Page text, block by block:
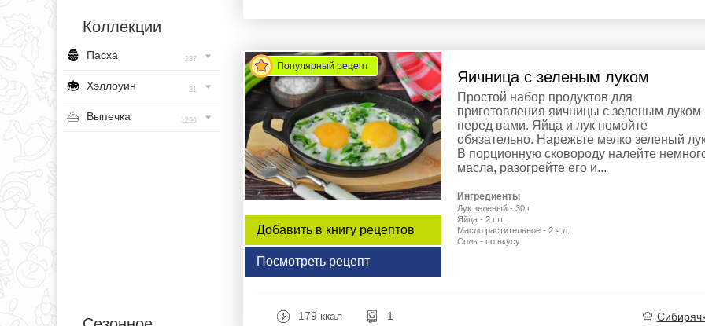
Коллекции
Пасха 237
Хэллоуин 31
Выпечка 1296
Популярный рецепт
Добавить в книгу рецептов
Посмотреть рецепт
Яичница с зеленым луком
Простой набор продуктов для
приготовления яичницы с зеленым луком
перед вами. Яйца и лук помойте
обязательно. Нарежьте мелко зеленый
В порционную сковороду налейте
масла, разогрейте его и...
Ингредиенты
Лук зеленый - 30 г
Яйца - 2 шт.
Масло растительное - 2 ч.л.
Соль - по вкусу
179 ккал 1